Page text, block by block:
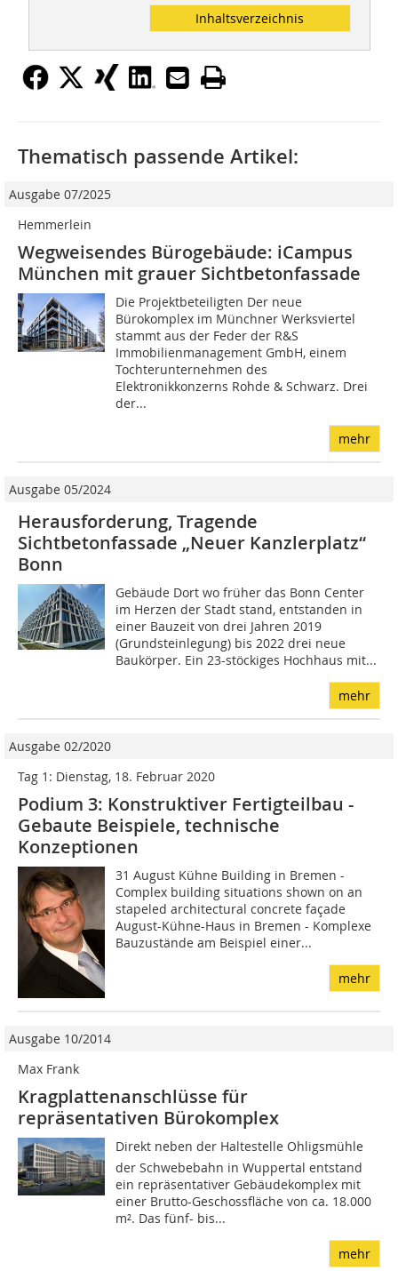
Inhaltsverzeichnis
Thematisch passende Artikel:
Ausgabe 07/2025
Hemmerlein
Wegweisendes Bürogebäude: iCampus
München mit grauer Sichtbetonfassade
Die Projektbeteiligten Der neue
Bürokomplex im Münchner Werksviertel
stammt aus der Feder der R&S
Immobilienmanagement GmbH, einem
Tochterunternehmen des
Elektronikkonzerns Rohde & Schwarz. Drei
der...
mehr
Ausgabe 05/2024
Herausforderung, Tragende
Sichtbetonfassade „Neuer Kanzlerplatz“
Bonn
Gebäude Dort wo früher das Bonn Center
im Herzen der Stadt stand, entstanden in
einer Bauzeit von drei Jahren 2019
(Grundsteinlegung) bis 2022 drei neue
Baukörper. Ein 23-stöckiges Hochhaus mit...
mehr
Ausgabe 02/2020
Tag 1: Dienstag, 18. Februar 2020
Podium 3: Konstruktiver Fertigteilbau -
Gebaute Beispiele, technische
Konzeptionen
31 August Kühne Building in Bremen -
Complex building situations shown on an
stapeled architectural concrete façade
August-Kühne-Haus in Bremen - Komplexe
Bauzustände am Beispiel einer...
mehr
Ausgabe 10/2014
Max Frank
Kragplattenanschlüsse für
repräsentativen Bürokomplex
Direkt neben der Haltestelle Ohligsmühle
der Schwebebahn in Wuppertal entstand
ein repräsentativer Gebäudekomplex mit
einer Brutto-Geschossfläche von ca. 18.000
m². Das fünf- bis...
mehr